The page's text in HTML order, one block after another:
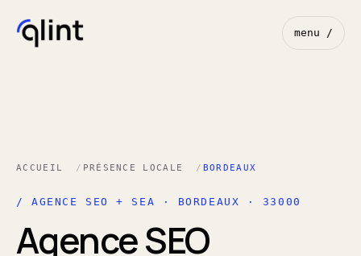
menu /
ACCUEIL PRÉSENCE LOCALE BORDEAUX
/ AGENCE SEO + SEA · BORDEAUX · 33000
Agence SEO